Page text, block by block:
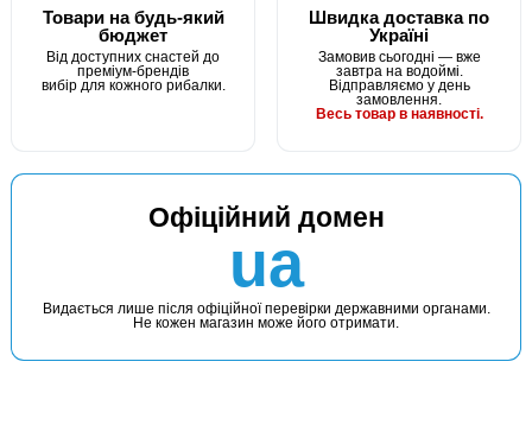
Товари на будь-який
бюджет
Від доступних снастей до
преміум-брендів
вибір для кожного рибалки.
Швидка доставка по
Україні
Замовив сьогодні — вже
завтра на водоймі.
Відправляємо у день
замовлення.
Весь товар в наявності.
Офіційний домен
ua
Видається лише після офіційної перевірки державними органами.
Не кожен магазин може його отримати.